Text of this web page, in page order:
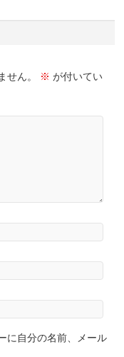
せん。 ※ が付いてい
に自分の名前、メール